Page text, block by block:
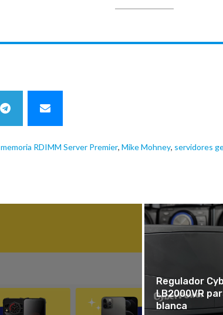
memoria RDIMM Server Premier, Mike Mohney, servidores
Regulador
LB2000VR
blanca